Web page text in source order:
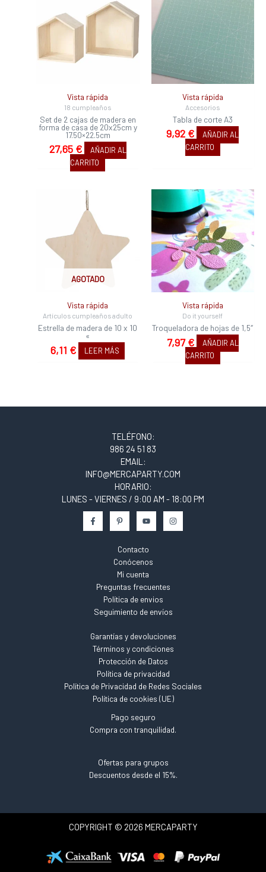
Vista rápida
18 cumpleaños
Set de 2 cajas de madera en
forma de casa de 20x25cm y
17.50×22.5cm
27,65 €
AÑADIR AL
CARRITO
Vista rápida
Accesorios
Tabla de corte A3
9,92 €
AÑADIR AL
CARRITO
AGOTADO
Vista rápida
Artículos cumpleaños adulto
Estrella de madera de 10 x 10
«
6,11 € LEER MÁS
Vista rápida
Do it yourself
Troqueladora de hojas de 1,5″
7,97€
AÑADIR AL
CARRITO
TELÉFONO:
986 24 51 83
EMAIL:
INFO@MERCAPARTY.COM
HORARIO:
LUNES - VIERNES / 9:00 AM - 18:00 PM
Contacto
Conócenos
Mi cuenta
Preguntas frecuentes
Política de envios
Seguimiento de envíos
Garantías y devoluciones
Términos y condiciones
Protección de Datos
Política de privacidad
Política de Privacidad de Redes Sociales
Política de cookies (UE)
Pago seguro
Compra con tranquilidad.
Ofertas para grupos
Descuentos desde el 15%.
COPYRIGHT © 2026 MERCAPARTY